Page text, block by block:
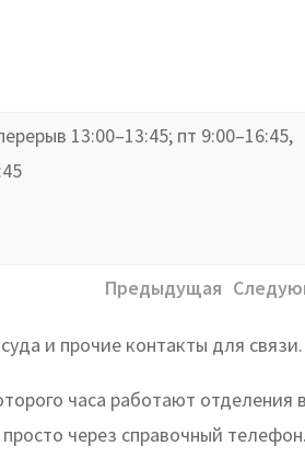
13:00–13:45; пт 9:00–16:45,
Предыдущая
и прочие контакты для связи.
часа работают отделения
через справочный